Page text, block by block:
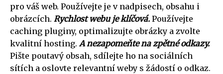
pro váš web. Používejte je v nadpisech, obsahu i
obrázcích. Rychlost webu je klíčová. Používejte
caching pluginy, optimalizujte obrázky a zvolte
kvalitní hosting. A nezapomeňte na zpětné odkazy.
Pište poutavý obsah, sdílejte ho na sociálních
sítích a oslovte relevantní weby s žádostí o odkaz.